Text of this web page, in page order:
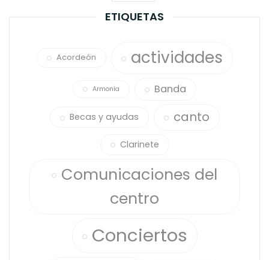
ETIQUETAS
Acordeón actividades
Armonía Banda
Becas y ayudas canto
Clarinete
Comunicaciones del
centro
Conciertos